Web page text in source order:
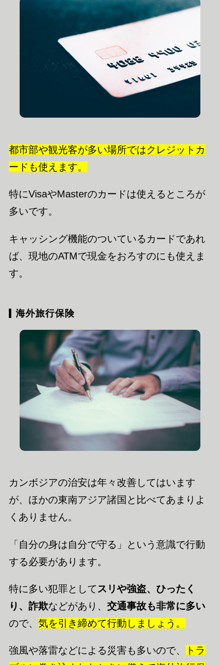
都市部や観光客が多い場所ではクレジットカ
ードも使えます。
特にVisaやMasterのカードは使えるところが
多いです。
キャッシング機能のついているカードであれ
ば、現地のATMで現金をおろすのにも使えま
す。
海外旅行保険
カンボジアの治安は年々改善してはいます
が、ほかの東南アジア諸国と比べてあまりよ
くありません。
「自分の身は自分で守る」という意識で行動
する必要があります。
特に多い犯罪としてスリや強盗、ひったく
り、詐欺などがあり、 交通事故も非常に多い
ので、 気を引き締めて行動しましょう。
強風や落雷などによる災害も多いので、
トラ